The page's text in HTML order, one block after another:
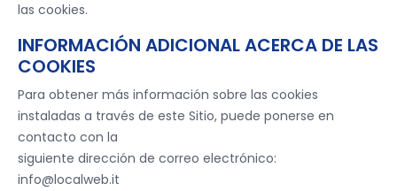
las cookies.
INFORMACIÓN ADICIONAL ACERCA DE LAS
COOKIES
Para obtener más información sobre las cookies
instaladas a través de este Sitio, puede ponerse en
contacto con la
siguiente dirección de correo electrónico:
info@localweb.it